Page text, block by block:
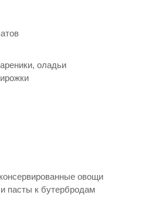
оладьи
овощи
пасты к бутербродам